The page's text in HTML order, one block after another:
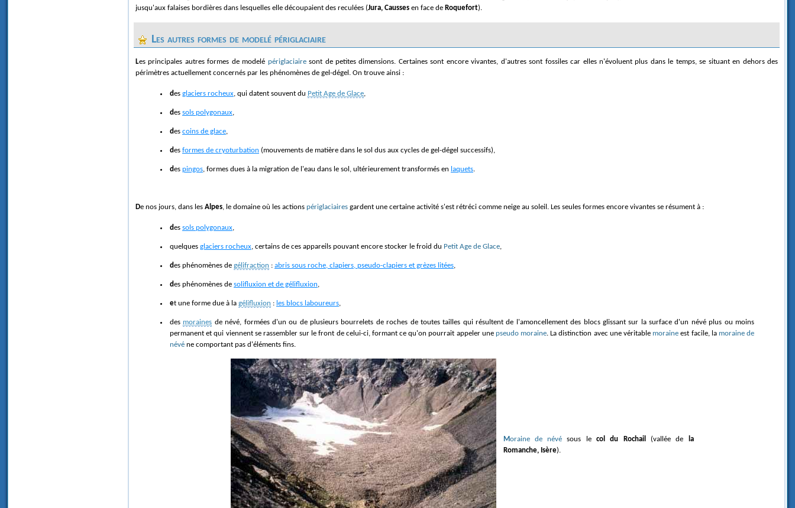
jusqu'aux falaises bordières dans lesquelles elle découpaient des reculées (Jura, Causses en face de Roquefort).
Les autres formes de modelé périglaciaire
Les principales autres formes de modelé périglaciairesont de petites dimensions. Certaines sont encore vivantes, d'autres sont fossiles car elles n'évoluent plus dans le temps, se situant en dehors des
périmètres actuellement concernés par les phénomènes de gel-dégel. On trouve ainsi :
des glaciers rocheux, qui datent souvent du Petit Age de Glace,
des sols polygonaux,
des coins de glace,
des formes de cryoturbation (mouvements de matière dans le sol dus aux cycles de gel-dégel successifs),
des pingos, formes dues à la migration de l'eau dans le sol, ultérieurement transformés en laquets.
De nos jours, dans les Alpes, le domaine où les actions périglaciaires gardent une certaine activité s'est rétréci comme neige au soleil. Les seules formes encore vivantes se résument à :
des sols polygonaux,
quelques glaciers rocheux, certains de ces appareils pouvant encore stocker le froid du Petit Age de Glace,
des phénomènes de gélifraction : abris sous roche, clapiers, pseudo-clapiers et grèzes litées,
des phénomènes de solifluxion et de gélifluxion,
et une forme due à la gélifluxion : les blocs laboureurs,
des moraines de névé, formées d'un ou de plusieurs bourrelets de roches de toutes tailles qui résultent de l'amoncellement des blocs glissant sur la surface d'un névé plus ou moins
permanent et qui viennent se rassembler sur le front de celui-ci, formant ce qu'on pourrait appeler une pseudo moraine. La distinction avec une véritable moraine est facile, la moraine de
névé ne comportant pas d'éléments fins.
Moraine de névé sous lecol du Rochail (vallée de
la
Romanche, Isère).